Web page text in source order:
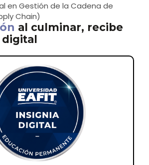
en Gestión de la Cadena de
Chain)
al culminar, recibe
digital